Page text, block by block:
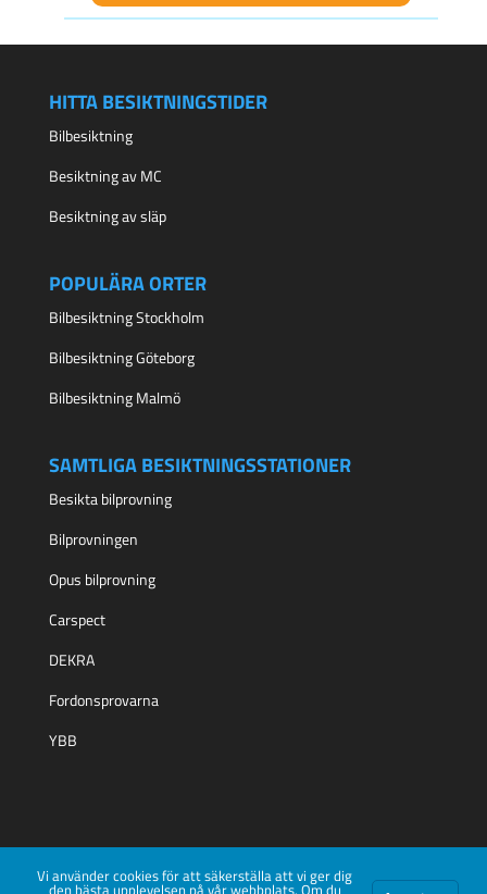
HITTA BESIKTNINGSTIDER
Bilbesiktning
Besiktning av MC
Besiktning av släp
POPULÄRA ORTER
Bilbesiktning Stockholm
Bilbesiktning Göteborg
Bilbesiktning Malmö
SAMTLIGA BESIKTNINGSSTATIONER
Besikta bilprovning
Bilprovningen
Opus bilprovning
Carspect
DEKRA
Fordonsprovarna
YBB
Vi använder cookies för att säkerställa att vi ger dig
den bästa upplevelsen på vår webbplats. Om du